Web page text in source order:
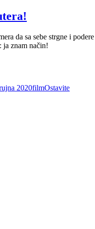
pitanja
(7):
da sa sebe strgne i podere
ja znam način!
2020filmOstavite